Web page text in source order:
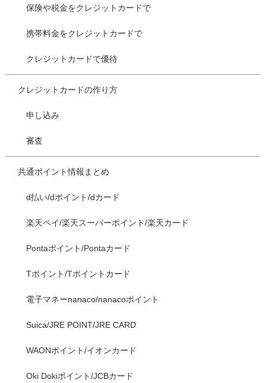
保険や税金をクレジットカードで
携帯料金をクレジットカードで
クレジットカードで優待
クレジットカードの作り方
申し込み
審査
共通ポイント情報まとめ
d払い/dポイント/dカード
楽天ペイ/楽天スーパーポイント/楽天カード
Pontaポイント/Pontaカード
Tポイント/Tポイントカード
電子マネーnanaco/nanacoポイント
Suica/JRE POINT/JRE CARD
WAONポイント/イオンカード
Oki Dokiポイント/JCBカード